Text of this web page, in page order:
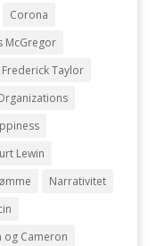
Corona
McGregor
Frederick Taylor
Lewin
Narrativitet
og Cameron